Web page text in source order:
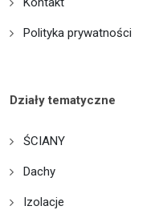
Polityka prywatności
Działy tematyczne
ŚCIANY
Dachy
Izolacje